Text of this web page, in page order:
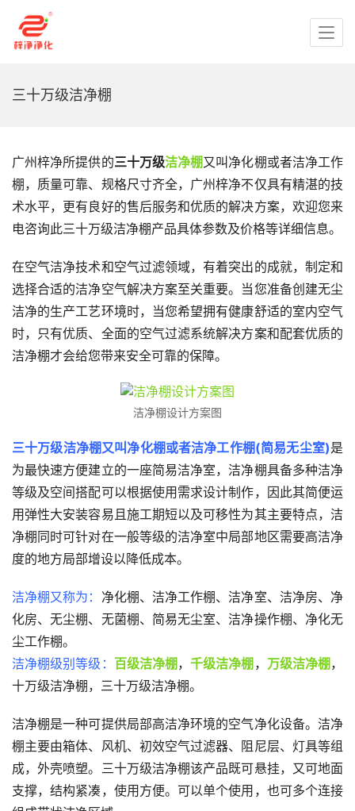
三十万级洁净棚
广州梓净所提供的三十万级洁净棚又叫净化棚或者洁净工作
棚，质量可靠、规格尺寸齐全，广州梓净不仅具有精湛的技
术水平，更有良好的售后服务和优质的解决方案，欢迎您来
电咨询此三十万级洁净棚产品具体参数及价格等详细信息。
在空气洁净技术和空气过滤领域，有着突出的成就，制定和
选择合适的洁净空气解决方案至关重要。当您准备创建无尘
洁净的生产工艺环境时，当您希望拥有健康舒适的室内空气
时，只有优质、全面的空气过滤系统解决方案和配套优质的
洁净棚才会给您带来安全可靠的保障。
洁净棚设计方案图
三十万级洁净棚又叫净化棚或者洁净工作棚(简易无尘室)是
为最快速方便建立的一座简易洁净室，洁净棚具备多种洁净
等级及空间搭配可以根据使用需求设计制作，因此其简便运
用弹性大安装容易且施工期短以及可移性为其主要特点，洁
净棚同时可针对在一般等级的洁净室中局部地区需要高洁净
度的地方局部增设以降低成本。
洁净棚又称为： 净化棚、洁净工作棚、洁净室、洁净房、净
化房、无尘棚、无菌棚、简易无尘室、洁净操作棚、净化无
尘工作棚。
洁净棚级别等级： 百级洁净棚 ，千级洁净棚 ， 万级洁净棚 ，
十万级洁净棚，三十万级洁净棚。
洁净棚是一种可提供局部高洁净环境的空气净化设备。洁净
棚主要由箱体、风机、初效空气过滤器、阻尼层、灯具等组
成，外壳喷塑。三十万级洁净棚该产品既可悬挂，又可地面
支撑，结构紧凑，使用方便。可以单个使用，也可多个连接